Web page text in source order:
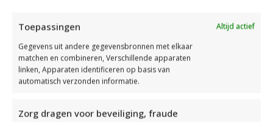
Toepassingen
Altijd actief
Gegevens uit andere gegevensbronnen met elkaar
matchen en combineren, Verschillende apparaten
linken, Apparaten identificeren op basis van
automatisch verzonden informatie.
Zorg dragen voor beveiliging, fraude